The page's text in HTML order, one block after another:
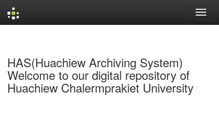
HAS(Huachiew Archiving System)
Welcome to our digital repository of
Huachiew Chalermprakiet University